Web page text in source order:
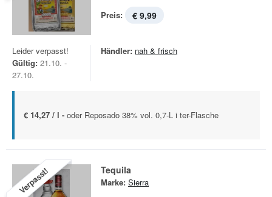
Preis: € 9,99
Leider verpasst!
Gültig: 21.10. -
27.10.
Händler: nah & frisch
€ 14,27 / l - oder Reposado 38% vol. 0,7-L i ter-Flasche
Verpasst! Tequila
Marke: Sierra